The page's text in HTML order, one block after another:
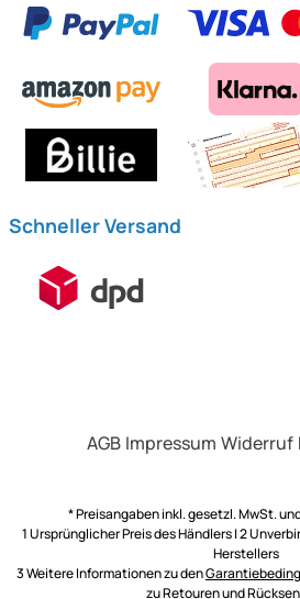
Schneller Versand
AGB Impressum Widerruf
* Preisangaben inkl. gesetzl. MwSt.
1 Ursprünglicher Preis des Händlers | 2
Herstellers
3 Weitere Informationen zu den
zuRetouren und